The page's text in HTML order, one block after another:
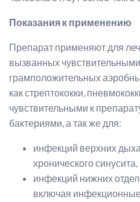
Показания к применению
Препарат применяют для
вызванных
грамположительных
как стрептококки,
чувствительными к
бактериями, а так же для:
инфекций верхних
хронического
инфекций нижних
включая